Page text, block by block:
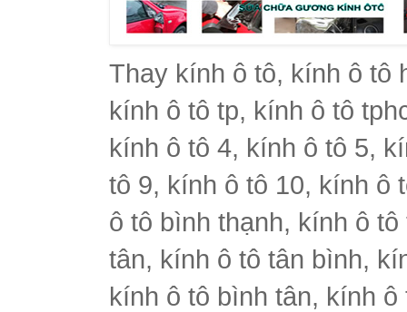
Thay kính ô tô, kính ô tô
kính ô tô tp, kính ô tô
kính ô tô 4, kính ô tô 5,
tô 9, kính ô tô 10, kính ô
ô tô bình thạnh, kính ô
tân, kính ô tô tân bình,
kính ô tô bình tân, kính